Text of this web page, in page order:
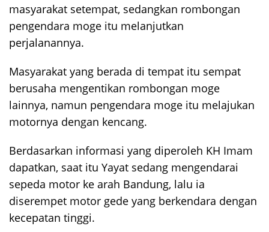
masyarakat setempat, sedangkan rombongan
pengendara moge itu melanjutkan
perjalanannya.
Masyarakat yang berada di tempat itu sempat
berusaha mengentikan rombongan moge
lainnya, namun pengendara moge itu melajukan
motornya dengan kencang.
Berdasarkan informasi yang diperoleh KH Imam
dapatkan, saat itu Yayat sedang mengendarai
sepeda motor ke arah Bandung, lalu ia
diserempet motor gede yang berkendara dengan
kecepatan tinggi.